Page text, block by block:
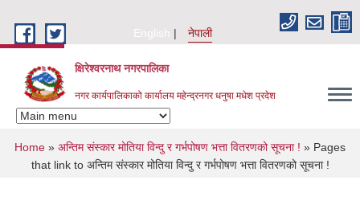
English
नेपाली
क्षिरेश्वरनाथ नगरपालिका
नगर कार्यपालिकाको कार्यालय महेन्द्रनगर धनुषा मधेश प्रदेश
You are here
Home » अन्तिम संस्कार मोतिया विन्दु र गर्भपोषण भत्ता वितरणको सूचना ! » Pages
that link to अन्तिम संस्कार मोतिया विन्दु र गर्भपोषण भत्ता वितरणको सूचना !